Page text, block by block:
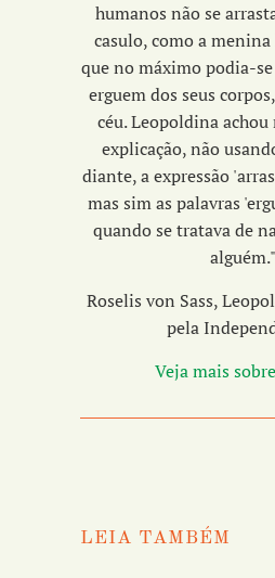
humanos não se
casulo, como a
que no máximo podia-
erguem dos seus
céu. Leopoldina
explicação, não
diante, a expressão
mas sim as palavras
quando se tratava de
alguém."
Roselis von Sass,
pela
Veja mais
LEIA TAMBÉM